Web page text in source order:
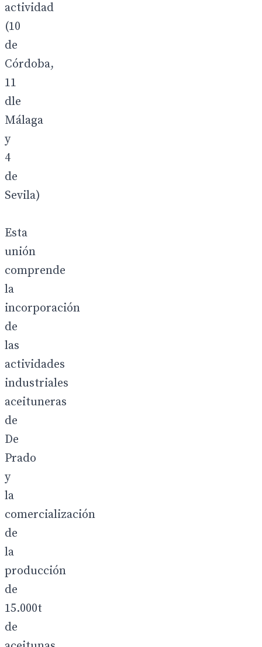
actividad
(10
de
Córdoba,
11
dle
Málaga
y
4
de
Sevila)
Esta
unión
comprende
la
incorporación
de
las
actividades
industriales
aceituneras
de
De
Prado
y
la
comercialización
de
la
producción
de
15.000t
de